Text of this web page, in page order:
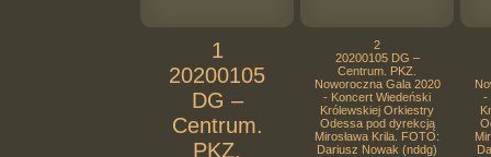
1
20200105
DG –
Centrum.
PKZ.
2
20200105 DG –
Centrum. PKZ.
Noworoczna Gala 2020
- Koncert Wiedeński
Królewskiej Orkiestry
Odessa pod dyrekcją
Mirosława Krila. FOTO:
Dariusz Nowak (nddg)
-